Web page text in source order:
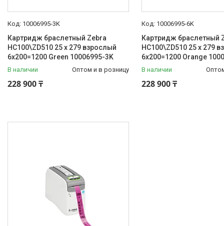
10006995-3K
Картридж браслетный Zebra
HC100\ZD510 25 х 279 взрослый
6x200=1200 Green 10006995-3K
В наличии Оптом и в розницу
228 900 ₸
10006995-6K
Картридж браслетный
HC100\ZD510 25 х 279
6x200=1200 Orange
В наличии
228 900 ₸